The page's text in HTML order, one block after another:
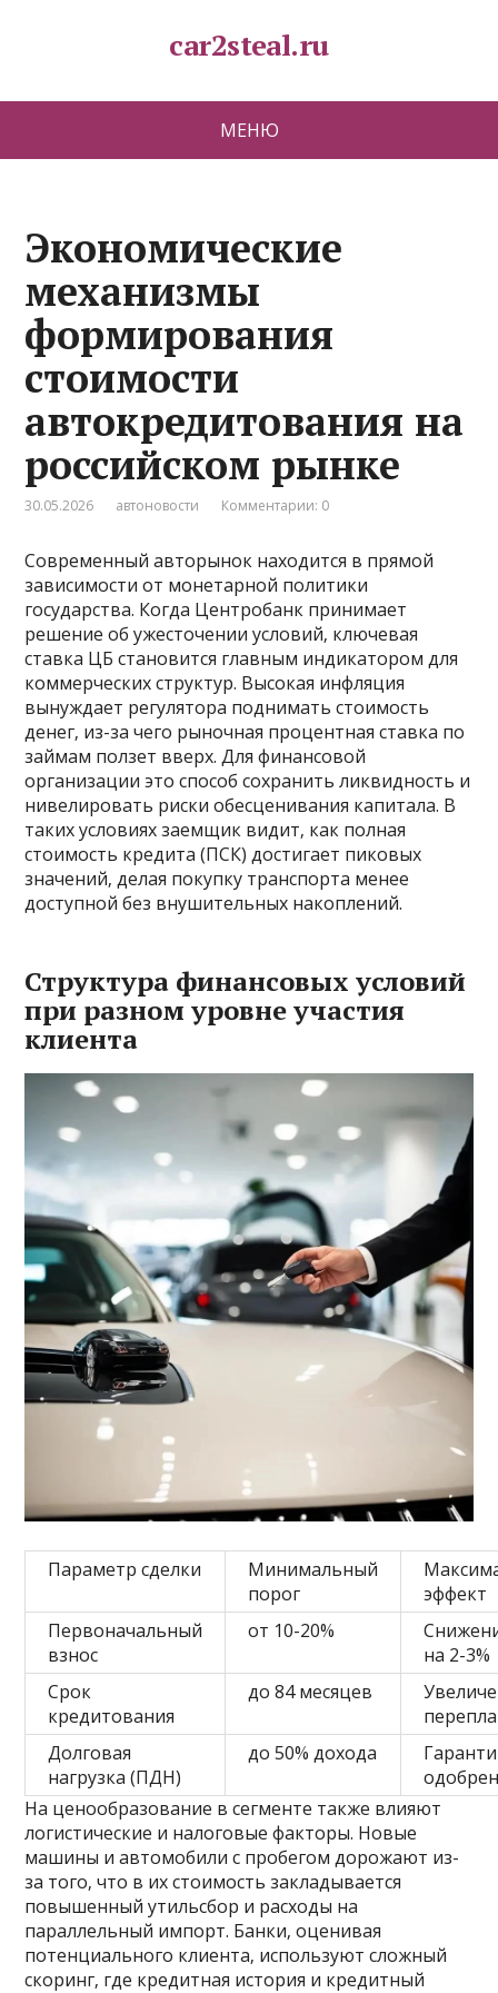
car2steal.ru
МЕНЮ
Экономические
механизмы
формирования
стоимости
автокредитования на
российском рынке
30.05.2026 автоновости Комментарии: 0
Современный авторынок находится в прямой
зависимости от монетарной политики
государства. Когда Центробанк принимает
решение об ужесточении условий‚ ключевая
ставка ЦБ становится главным индикатором для
коммерческих структур. Высокая инфляция
вынуждает регулятора поднимать стоимость
денег‚ из-за чего рыночная процентная ставка по
займам ползет вверх. Для финансовой
организации это способ сохранить ликвидность и
нивелировать риски обесценивания капитала. В
таких условиях заемщик видит‚ как полная
стоимость кредита (ПСК) достигает пиковых
значений‚ делая покупку транспорта менее
доступной без внушительных накоплений.
Структура финансовых условий
при разном уровне участия
клиента
Параметр сделки
Минимальный
порог
эффект
Первоначальный
взнос
от 10-20%
на 2-3%
Срок
кредитования
до 84 месяцев
Долговая
нагрузка (ПДН)
до 50% дохода
На ценообразование в сегменте также влияют
логистические и налоговые факторы. Новые
машины и автомобили с пробегом дорожают из-
за того‚ что в их стоимость закладывается
повышенный утильсбор и расходы на
параллельный импорт. Банки‚ оценивая
потенциального клиента‚ используют сложный
скоринг‚ где кредитная история и кредитный